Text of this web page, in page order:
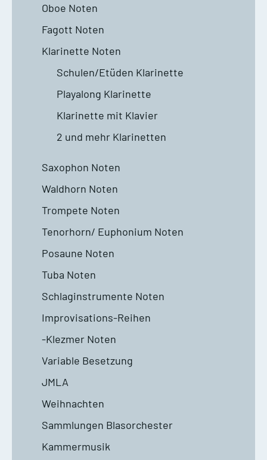
Oboe Noten
Fagott Noten
Klarinette Noten
Schulen/Etüden Klarinette
Playalong Klarinette
Klarinette mit Klavier
2 und mehr Klarinetten
Saxophon Noten
Waldhorn Noten
Trompete Noten
Tenorhorn/ Euphonium Noten
Posaune Noten
Tuba Noten
Schlaginstrumente Noten
Improvisations-Reihen
-Klezmer Noten
Variable Besetzung
JMLA
Weihnachten
Sammlungen Blasorchester
Kammermusik